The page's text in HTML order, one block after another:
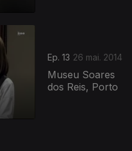
Ep. 13 26 mai. 2014
Museu Soares
dos Reis, Porto